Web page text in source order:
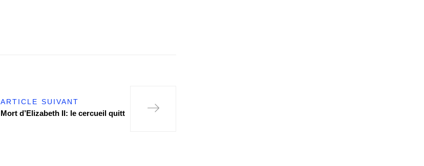
ARTICLE SUIVANT
Mort d’Elizabeth II: le cercueil quitt